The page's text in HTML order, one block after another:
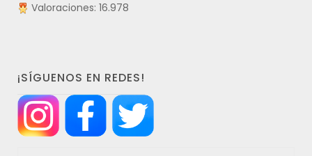
Valoraciones: 16.978
¡SÍGUENOS EN REDES!